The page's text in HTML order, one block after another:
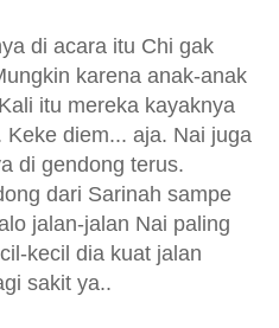
di acara itu Chi gak
karena anak-anak
itu mereka kayaknya
diem... aja. Nai juga
di gendong terus.
dari Sarinah sampe
jalan-jalan Nai paling
kecil dia kuat jalan
sakit ya..